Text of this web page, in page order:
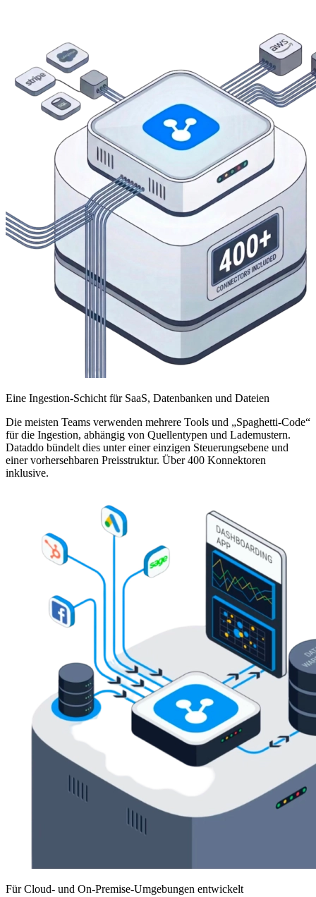
Eine Ingestion-Schicht für SaaS, Datenbanken und Dateien
Die meisten Teams verwenden mehrere Tools und „Spaghetti-Code“
für die Ingestion, abhängig von Quellentypen und Lademustern.
Dataddo bündelt dies unter einer einzigen Steuerungsebene und
einer vorhersehbaren Preisstruktur. Über 400 Konnektoren
inklusive.
Für Cloud- und On-Premise-Umgebungen entwickelt